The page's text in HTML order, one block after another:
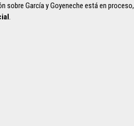
sobre García y Goyeneche está en proceso,
.